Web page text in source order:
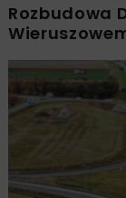
Rozbudowa